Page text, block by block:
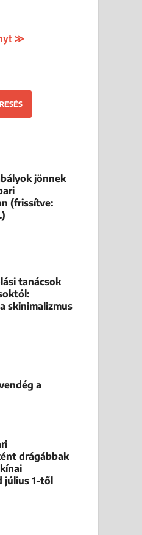
≫
jönnek
(frissítve:
tanácsok
skinimalizmus
a
drágábbak
július 1-től